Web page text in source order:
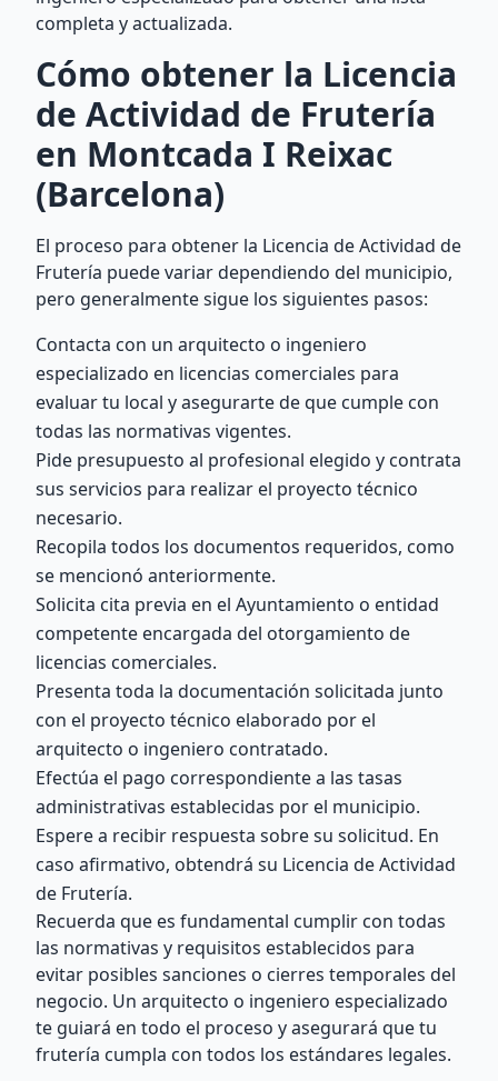
completa y actualizada.
Cómo obtener la Licencia
de Actividad de Frutería
en Montcada I Reixac
(Barcelona)
El proceso para obtener la Licencia de Actividad de
Frutería puede variar dependiendo del municipio,
pero generalmente sigue los siguientes pasos:
Contacta con un arquitecto o ingeniero
especializado en licencias comerciales para
evaluar tu local y asegurarte de que cumple con
todas las normativas vigentes.
Pide presupuesto al profesional elegido y contrata
sus servicios para realizar el proyecto técnico
necesario.
Recopila todos los documentos requeridos, como
se mencionó anteriormente.
Solicita cita previa en el Ayuntamiento o entidad
competente encargada del otorgamiento de
licencias comerciales.
Presenta toda la documentación solicitada junto
con el proyecto técnico elaborado por el
arquitecto o ingeniero contratado.
Efectúa el pago correspondiente a las tasas
administrativas establecidas por el municipio.
Espere a recibir respuesta sobre su solicitud. En
caso afirmativo, obtendrá su Licencia de Actividad
de Frutería.
Recuerda que es fundamental cumplir con todas
las normativas y requisitos establecidos para
evitar posibles sanciones o cierres temporales del
negocio. Un arquitecto o ingeniero especializado
te guiará en todo el proceso y asegurará que tu
frutería cumpla con todos los estándares legales.